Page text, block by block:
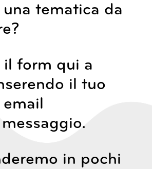
tematica da
il form qui a
il tuo
in pochi